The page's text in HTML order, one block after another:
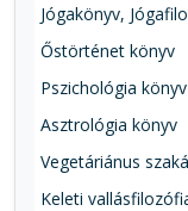
Jógakönyv,
Őstörténet könyv
Pszichológia könyv
Asztrológia könyv
Vegetáriánus
Keleti